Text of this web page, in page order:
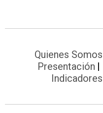
Quienes Somos
Presentación